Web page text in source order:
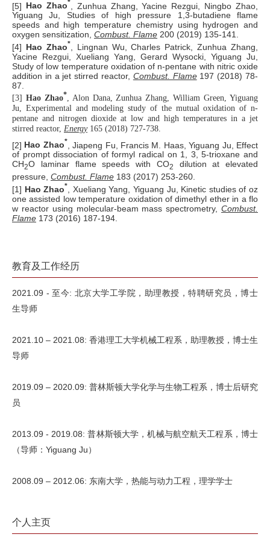
[5] Hao Zhao*
, Zunhua Zhang, Yacine Rezgui, Ningbo Zhao,
Yiguang Ju, Studies of high pressure 1,3-butadiene flame
speeds and high temperature chemistry using hydrogen and
oxygen sensitization, Combust. Flame 200 (2019) 135-141.
[4] Hao Zhao*
, Lingnan Wu, Charles Patrick, Zunhua Zhang,
Yacine Rezgui, Xueliang Yang, Gerard Wysocki, Yiguang Ju,
Study of low temperature oxidation of n-pentane with nitric oxide
addition in a jet stirred reactor, Combust. Flame197 (2018) 78-
87.
[3] Hao Zhao* , Alon Dana, Zunhua Zhang, William Green, Yiguang
Ju, Experimental and modeling study of the mutual oxidation of n-
pentane and nitrogen dioxide at low and high temperatures in a jet
stirred reactor, Energy165 (2018) 727-738.
[2] Hao Zhao*
, Jiapeng Fu, Francis M. Haas, Yiguang Ju, Effect
of prompt dissociation of formyl radical on 1, 3, 5-trioxane and
CH2O laminar flame speeds with CO2
dilution at elevated
pressure, Combust. Flame 183 (2017) 253-260.
[1] Hao Zhao* , Xueliang Yang, Yiguang Ju, Kinetic studies of oz
one assisted low temperature oxidation of dimethyl ether in a flo
w reactor using molecular-beam mass spectrometry,Combust.
Flame 173 (2016) 187-194.
教育及工作经历
2021.09 - 至今: 北京大学工学院，助理教授，特聘研究员，博士
生导师
2021.10 – 2021.08: 香港理工大学机械工程系，助理教授，博士生
导师
2019.09 – 2020.09: 普林斯顿大学化学与生物工程系，博士后研究
员
2013.09 - 2019.08: 普林斯顿大学，机械与航空航天工程系，博士
（导师：Yiguang Ju）
2008.09 – 2012.06: 东南大学，热能与动力工程，理学学士
个人主页